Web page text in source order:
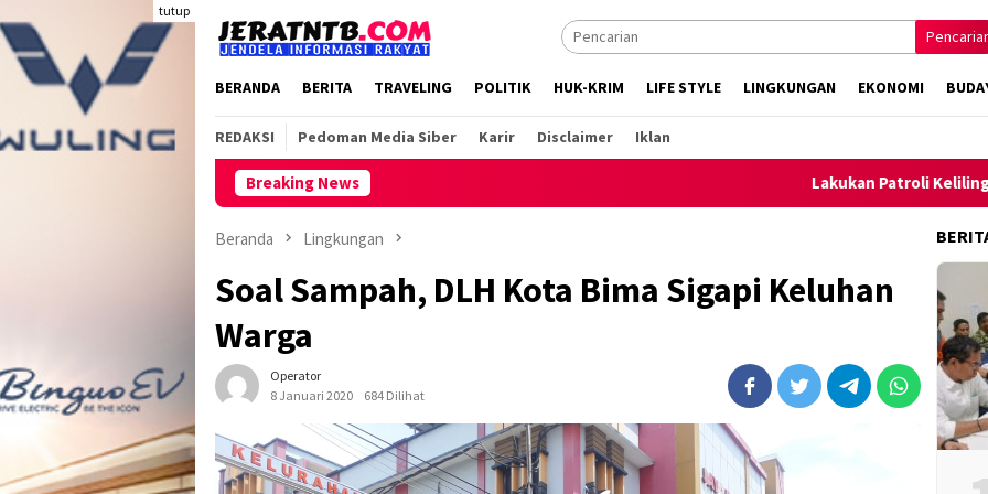
ke
konten
tutup
BERANDA BERITA TRAVELING POLITIK HUK-KRIM LIFE STYLE LINGKUNGAN EKONOMI
REDAKSI Pedoman Media Siber Karir Disclaimer Iklan
Breaking News Lakukan Patroli Keliling, Polsek
Beranda Lingkungan
Soal Sampah, DLH Kota Bima Sigapi Keluhan
Warga
Operator
8 Januari 2020
684 Dilihat